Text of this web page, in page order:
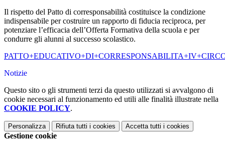
Il rispetto del Patto di corresponsabilità costituisce la condizione
indispensabile per costruire un rapporto di fiducia reciproca, per
potenziare l’efficacia dell’Offerta Formativa della scuola e per
condurre gli alunni al successo scolastico.
Notizie
Questo sito o gli strumenti terzi da questo utilizzati si avvalgono di
cookie necessari al funzionamento ed utili alle finalità illustrate nella
COOKIE POLICY.
Personalizza Rifiuta tutti i cookies Accetta tutti i cookies
Gestione cookie